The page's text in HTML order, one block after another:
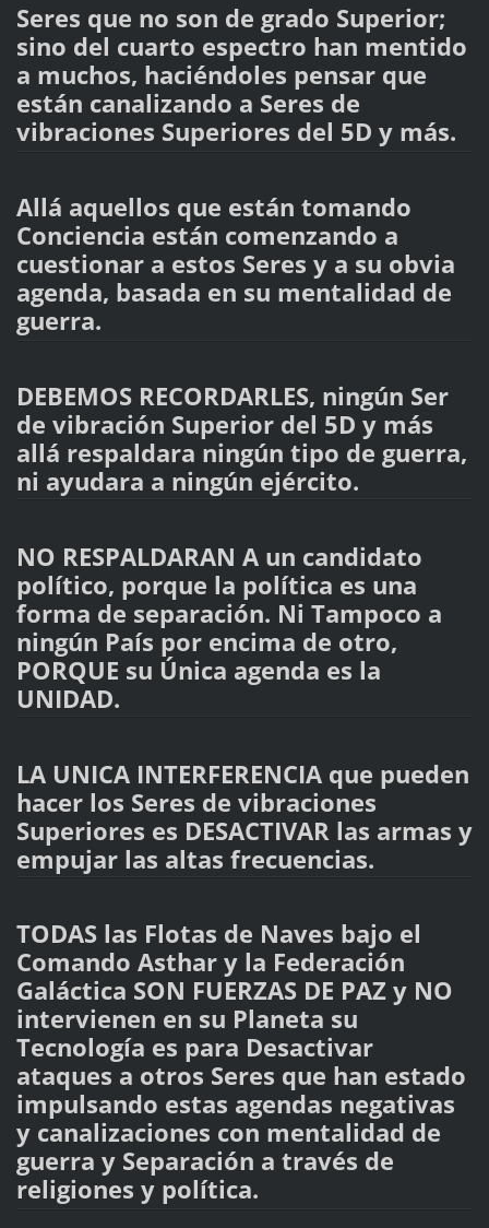
Seres que no son de grado Superior;
sino del cuarto espectro han mentido
a muchos, haciéndoles pensar que
están canalizando a Seres de
vibraciones Superiores del 5D y más.
Allá aquellos que están tomando
Conciencia están comenzando a
cuestionar a estos Seres y a su obvia
agenda, basada en su mentalidad de
guerra.
DEBEMOS RECORDARLES, ningún Ser
de vibración Superior del 5D y más
allá respaldara ningún tipo de guerra,
ni ayudara a ningún ejército.
NO RESPALDARAN A un candidato
político, porque la política es una
forma de separación. Ni Tampoco a
ningún País por encima de otro,
PORQUE su Única agenda es la
UNIDAD.
LA UNICA INTERFERENCIA que pueden
hacer los Seres de vibraciones
Superiores es DESACTIVAR las armas y
empujar las altas frecuencias.
TODAS las Flotas de Naves bajo el
Comando Asthar y la Federación
Galáctica SON FUERZAS DE PAZ y NO
intervienen en su Planeta su
Tecnología es para Desactivar
ataques a otros Seres que han estado
impulsando estas agendas negativas
y canalizaciones con mentalidad de
guerra y Separación a través de
religiones y política.